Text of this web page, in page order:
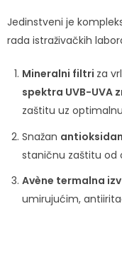
Jedinstveni je
rada istraživačkih
Mineralni filtri za
spektra UVB-UVA
zaštitu uz
Snažan
staničnu zaštitu od
Avène termalna
umirujućim,